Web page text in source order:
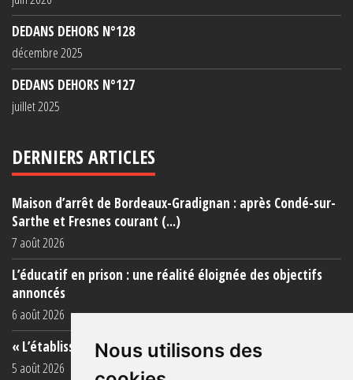
Nous utilisons des
DEDANS DEHORS N°128
décembre 2025
DEDANS DEHORS N°127
juillet 2025
DERNIERS ARTICLES
Maison d’arrêt de Bordeaux-Gradignan : après Condé-sur-
Sarthe et Fresnes courant (...)
7 août 2026
L’éducatif en prison : une réalité éloignée des objectifs
annoncés
6 août 2026
« L’établissement est une porcherie totale »
5 août 2026